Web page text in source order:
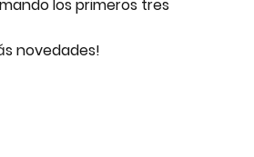
los primeros tres
novedades!